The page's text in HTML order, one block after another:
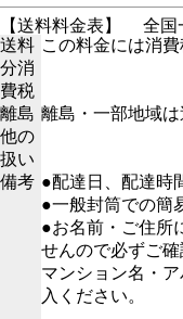
【送料料金表】
全国
送料
分消
費税
この料金には消費
離島
他の
扱い
離島・一部地域は
備考 ●配達日、配達時
●一般封筒での簡
●お名前・ご住所
せんので必ずご
マンション名・
入ください。